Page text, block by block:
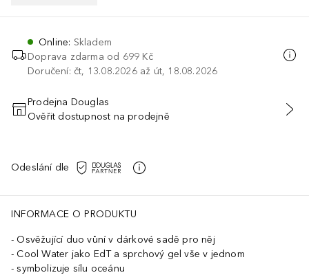
Online: Skladem
Doprava zdarma od 699 Kč
Doručení: čt, 13.08.2026 až út, 18.08.2026
PŘIDAT DO KOŠÍKU
Prodejna Douglas
Ověřit dostupnost na prodejně
Odeslání dle
INFORMACE O PRODUKTU
Osvěžující duo vůní v dárkové sadě pro něj
Cool Water jako EdT a sprchový gel vše v jednom
symbolizuje sílu oceánu